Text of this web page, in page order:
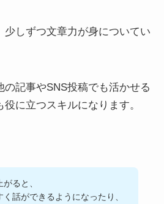
少しずつ文章力が身についてい
記事やSNS投稿でも活かせる
に立つスキルになります。
ると、
く話ができるようになったり、